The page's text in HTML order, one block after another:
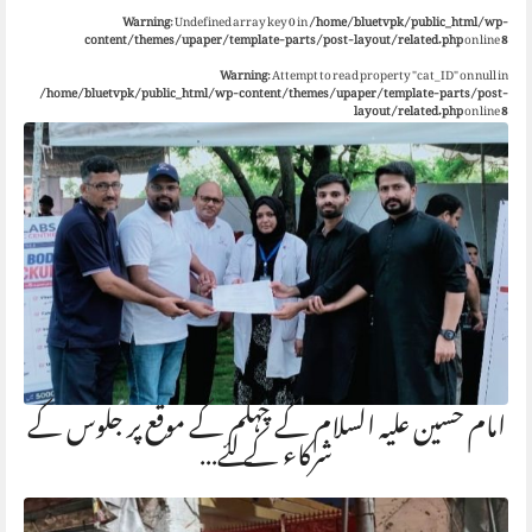
Warning: Undefined array key 0 in/home/bluetvpk/public_html/wp-
content/themes/upaper/template-parts/post-layout/related.phpon line8
Warning: Attempt to read property "cat_ID" on null in
/home/bluetvpk/public_html/wp-content/themes/upaper/template-parts/post-
layout/related.phpon line8
امام حسین علیہ السلام کے چہلم کے موقع پر جلوس کے
شرکاء کے لئے…